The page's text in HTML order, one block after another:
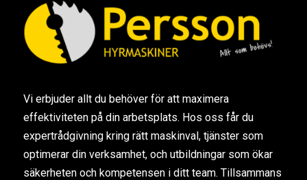
Vi erbjuder allt du behöver för att maximera
effektiviteten på din arbetsplats. Hos oss får du
expertrådgivning kring rätt maskinval, tjänster som
optimerar din verksamhet, och utbildningar som ökar
säkerheten och kompetensen i ditt team. Tillsammans